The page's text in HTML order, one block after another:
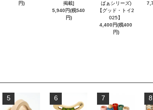
円)
掲載]
5,940円(税540
円)
ばぁシリーズ)
【グッド・トイ2
025】
4,400円(税400
円)
5 6 7 8